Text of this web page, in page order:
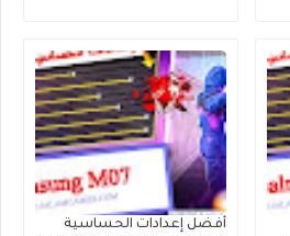
أفضل إعدادات الحساسية